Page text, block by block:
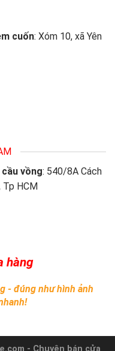
cuốn: Xóm 10, xã Yên
vồng: 540/8A Cách
Tp HCM
hàng
- đúng như hình ảnh
- Chuyên bán cửa